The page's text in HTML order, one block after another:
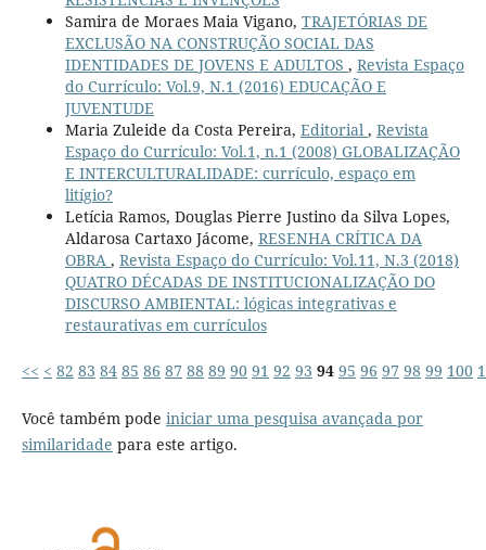
Samira de Moraes Maia Vigano, TRAJETÓRIAS DE
EXCLUSÃO NA CONSTRUÇÃO SOCIAL DAS
IDENTIDADES DE JOVENS E ADULTOS , Revista Espaço
do Currículo: Vol.9, N.1 (2016) EDUCAÇÃO E
JUVENTUDE
Maria Zuleide da Costa Pereira, Editorial , Revista
Espaço do Currículo: Vol.1, n.1 (2008) GLOBALIZAÇÃO
E INTERCULTURALIDADE: currículo, espaço em
litígio?
Letícia Ramos, Douglas Pierre Justino da Silva Lopes,
Aldarosa Cartaxo Jácome, RESENHA CRÍTICA DA
OBRA , Revista Espaço do Currículo: Vol.11, N.3 (2018)
QUATRO DÉCADAS DE INSTITUCIONALIZAÇÃO DO
DISCURSO AMBIENTAL: lógicas integrativas e
restaurativas em currículos
<< < 82 83 84 85 86 87 88 89 90 91 92 93 94 95 96 97 98 99 100
Você também pode iniciar uma pesquisa avançada por
similaridade para este artigo.